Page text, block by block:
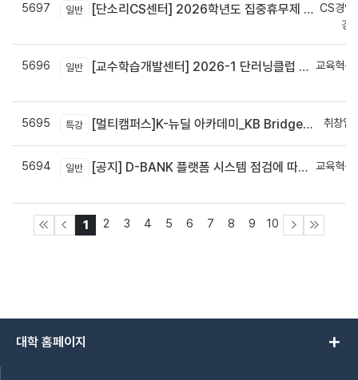
5697 일반 [단소리CS센터] 2026학년도 집중휴무제 안내 (EMS 및 이메일 발송 접수기한 : 7/24(금) 오후 12시까지)
CS경영
경
5696 일반 [교수학습개발센터] 2026-1 단러닝클럽 Best Practice 공모전 결과 안내
교육혁신
5695 특강 [멀티캠퍼스]K-뉴딜 아카데미_KB Bridge 과정 취창업
5694 일반 [공지] D-BANK 플랫폼 시스템 점검에 따른 서비스 일시 중단 안내
교육혁신
1 2 3 4 5 6 7 8 9 10
대학 홈페이지 add